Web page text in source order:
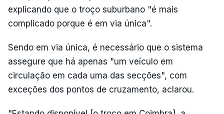
explicando que o troço suburbano "é mais
complicado porque é em via única".
Sendo em via única, é necessário que o sistema
assegure que há apenas "um veículo em
circulação em cada uma das secções", com
exceções dos pontos de cruzamento, aclarou.